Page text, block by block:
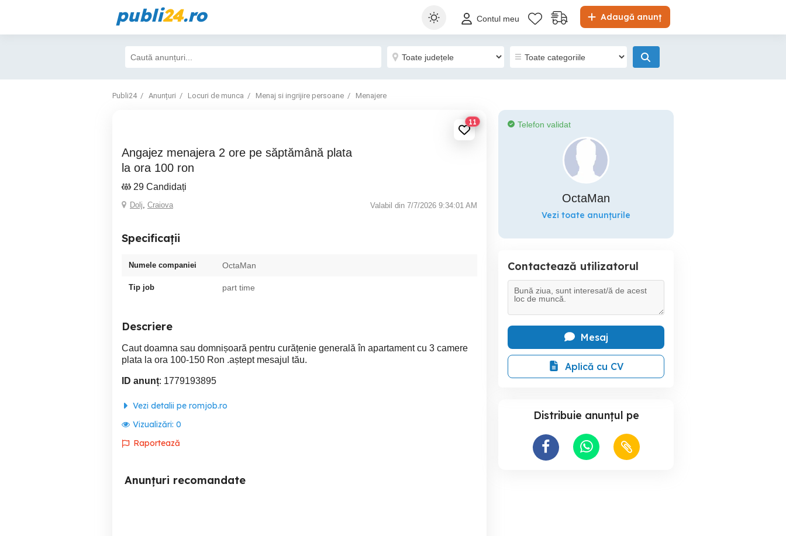
publi24.ro Adaugă anunț
Contul meu
Publi24 Anunțuri Locuri de munca Menaj si ingrijire persoane Menajere
11
Angajez menajera 2 ore pe săptămână plata
la ora 100 ron
29 Candidați
Dolj, Craiova Valabil din 7/7/2026 9:34:01 AM
Specificații
Numele companiei OctaMan
Tip job part time
Descriere
Caut doamna sau domnișoară pentru curățenie generală în apartament cu 3 camere
plata la ora 100-150 Ron .aștept mesajul tău.
ID anunț: 1779193895
Vezi detalii pe romjob.ro
Vizualizări: 0
Raportează
Anunțuri recomandate
Telefon validat
OctaMan
Vezi toate anunțurile
Contactează utilizatorul
Mesaj
Aplică cu CV
Distribuie anunțul pe